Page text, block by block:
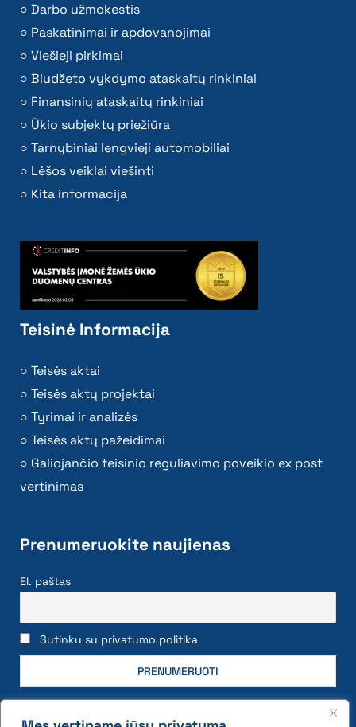
Darbo užmokestis
Paskatinimai ir apdovanojimai
Viešieji pirkimai
Biudžeto vykdymo ataskaitų rinkiniai
Finansinių ataskaitų rinkiniai
Ūkio subjektų priežiūra
Tarnybiniai lengvieji automobiliai
Lėšos veiklai viešinti
Kita informacija
Teisinė Informacija
Teisės aktai
Teisės aktų projektai
Tyrimai ir analizės
Teisės aktų pažeidimai
Galiojančio teisinio reguliavimo poveikio ex post
vertinimas
Prenumeruokite naujienas
El. paštas
Sutinku su privatumo politika